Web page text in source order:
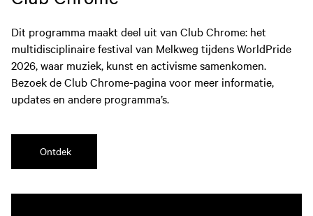
Dit programma maakt deel uit van Club Chrome: het
multidisciplinaire festival van Melkweg tijdens WorldPride
2026, waar muziek, kunst en activisme samenkomen.
Bezoek de Club Chrome-pagina voor meer informatie,
updates en andere programma’s.
Ontdek